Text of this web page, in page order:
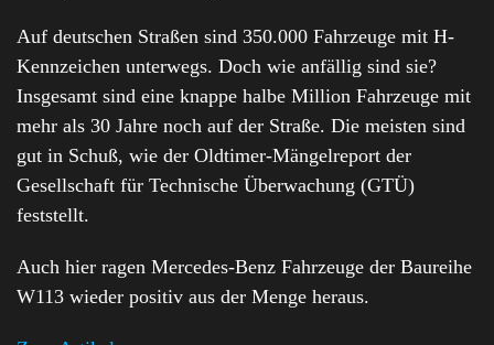
Auf deutschen Straßen sind 350.000 Fahrzeuge mit H-
Kennzeichen unterwegs. Doch wie anfällig sind sie?
Insgesamt sind eine knappe halbe Million Fahrzeuge mit
mehr als 30 Jahre noch auf der Straße. Die meisten sind
gut in Schuß, wie der Oldtimer-Mängelreport der
Gesellschaft für Technische Überwachung (GTÜ)
feststellt.
Auch hier ragen Mercedes-Benz Fahrzeuge der Baureihe
W113 wieder positiv aus der Menge heraus.